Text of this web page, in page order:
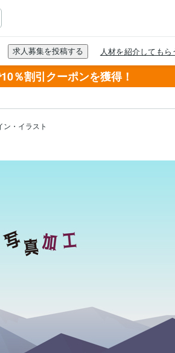
％割引クーポンを獲得！
ン・イラスト